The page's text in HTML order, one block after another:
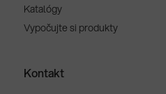
Katalógy
Vypočujte si produkty
Kontakt